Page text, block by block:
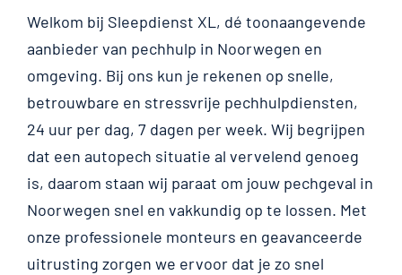
Welkom bij Sleepdienst XL, dé toonaangevende
aanbieder van pechhulp in Noorwegen en
omgeving. Bij ons kun je rekenen op snelle,
betrouwbare en stressvrije pechhulpdiensten,
24 uur per dag, 7 dagen per week. Wij begrijpen
dat een autopech situatie al vervelend genoeg
is, daarom staan wij paraat om jouw pechgeval in
Noorwegen snel en vakkundig op te lossen. Met
onze professionele monteurs en geavanceerde
uitrusting zorgen we ervoor dat je zo snel